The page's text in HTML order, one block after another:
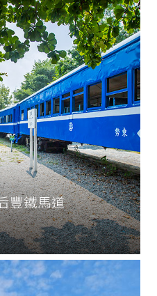
豐鐵馬道